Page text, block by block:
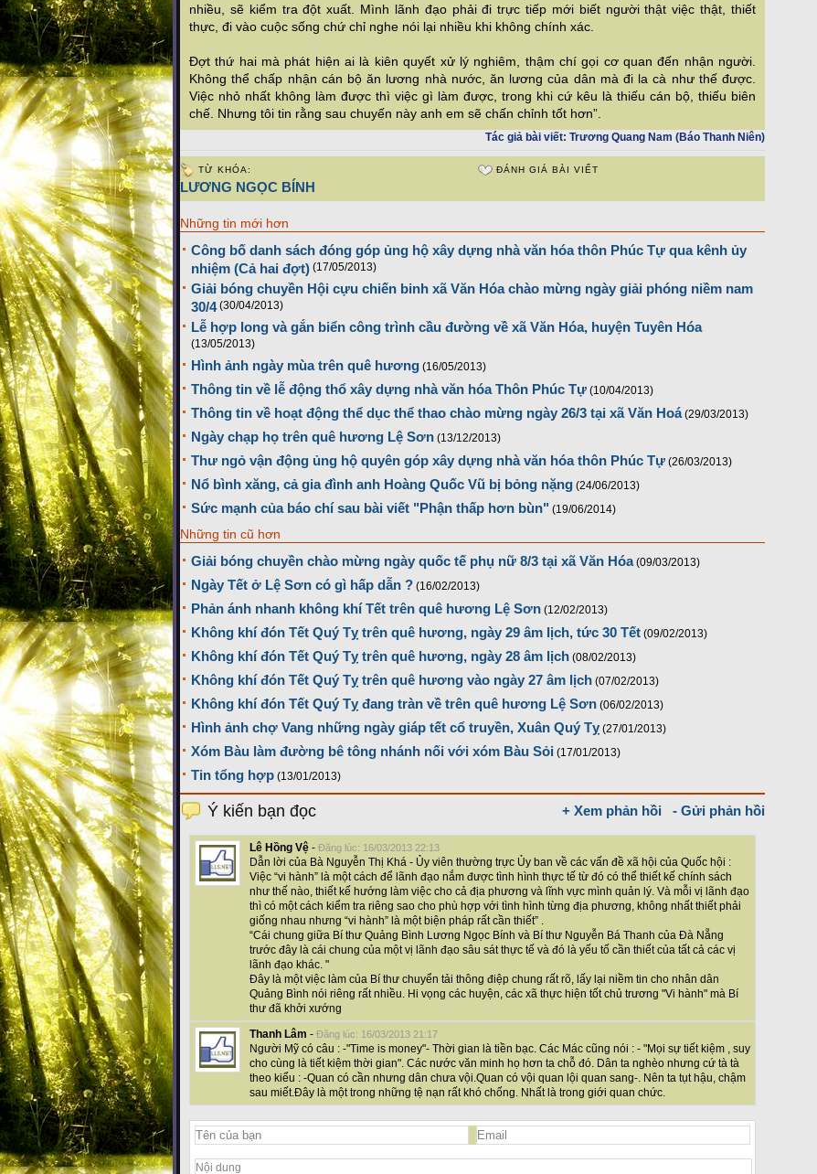
nhiều, sẽ kiểm tra đột xuất. Mình lãnh đạo phải đi trực tiếp mới biết người thật việc thật, thiết
thực, đi vào cuộc sống chứ chỉ nghe nói lại nhiều khi không chính xác.
Đợt thứ hai mà phát hiện ai là kiên quyết xử lý nghiêm, thậm chí gọi cơ quan đến nhận người.
Không thể chấp nhận cán bộ ăn lương nhà nước, ăn lương của dân mà đi la cà như thế được.
Việc nhỏ nhất không làm được thì việc gì làm được, trong khi cứ kêu là thiếu cán bộ, thiếu biên
chế. Nhưng tôi tin rằng sau chuyến này anh em sẽ chấn chỉnh tốt hơn”.
Tác giả bài viết: Trương Quang Nam (Báo Thanh Niên)
TỪ KHÓA:
LƯƠNG NGỌC BÍNH
ĐÁNH GIÁ BÀI VIẾT
Những tin mới hơn
Công bố danh sách đóng góp ủng hộ xây dựng nhà văn hóa thôn Phúc Tự qua kênh ủy
nhiệm (Cả hai đợt) (17/05/2013)
Giải bóng chuyền Hội cựu chiến binh xã Văn Hóa chào mừng ngày giải phóng niềm nam
30/4 (30/04/2013)
Lễ hợp long và gắn biển công trình cầu đường về xã Văn Hóa, huyện Tuyên Hóa
(13/05/2013)
Hình ảnh ngày mùa trên quê hương (16/05/2013)
Thông tin về lễ động thổ xây dựng nhà văn hóa Thôn Phúc Tự (10/04/2013)
Thông tin về hoạt động thể dục thể thao chào mừng ngày 26/3 tại xã Văn Hoá (29/03/2013)
Ngày chạp họ trên quê hương Lệ Sơn (13/12/2013)
Thư ngỏ vận động ủng hộ quyên góp xây dựng nhà văn hóa thôn Phúc Tự (26/03/2013)
Nổ bình xăng, cả gia đình anh Hoàng Quốc Vũ bị bỏng nặng (24/06/2013)
Sức mạnh của báo chí sau bài viết "Phận thấp hơn bùn" (19/06/2014)
Những tin cũ hơn
Giải bóng chuyền chào mừng ngày quốc tế phụ nữ 8/3 tại xã Văn Hóa (09/03/2013)
Ngày Tết ở Lệ Sơn có gì hấp dẫn ? (16/02/2013)
Phản ánh nhanh không khí Tết trên quê hương Lệ Sơn (12/02/2013)
Không khí đón Tết Quý Tỵ trên quê hương, ngày 29 âm lịch, tức 30 Tết (09/02/2013)
Không khí đón Tết Quý Tỵ trên quê hương, ngày 28 âm lịch (08/02/2013)
Không khí đón Tết Quý Tỵ trên quê hương vào ngày 27 âm lịch (07/02/2013)
Không khí đón Tết Quý Tỵ đang tràn về trên quê hương Lệ Sơn (06/02/2013)
Hình ảnh chợ Vang những ngày giáp tết cổ truyền, Xuân Quý Tỵ (27/01/2013)
Xóm Bàu làm đường bê tông nhánh nối với xóm Bàu Sỏi (17/01/2013)
Tin tổng hợp (13/01/2013)
+ Xem phản hồi - Gửi phản hồi
Ý kiến bạn đọc
Lê Hồng Vệ - Đăng lúc: 16/03/2013 22:13
Dẫn lời của Bà Nguyễn Thị Khá - Ủy viên thường trực Ủy ban về các vấn đề xã hội của Quốc hội :
Việc “vi hành” là một cách để lãnh đạo nắm được tình hình thực tế từ đó có thể thiết kế chính sách
như thế nào, thiết kế hướng làm việc cho cả địa phương và lĩnh vực mình quản lý. Và mỗi vị lãnh đạo
thì có một cách kiểm tra riêng sao cho phù hợp với tình hình từng địa phương, không nhất thiết phải
giống nhau nhưng “vi hành” là một biện pháp rất cần thiết” .
“Cái chung giữa Bí thư Quảng Bình Lương Ngọc Bính và Bí thư Nguyễn Bá Thanh của Đà Nẵng
trước đây là cái chung của một vị lãnh đạo sâu sát thực tế và đó là yếu tố cần thiết của tất cả các vị
lãnh đạo khác. "
Đây là một việc làm của Bí thư chuyển tải thông điệp chung rất rõ, lấy lại niềm tin cho nhân dân
Quảng Bình nói riêng rất nhiều. Hi vọng các huyện, các xã thực hiện tốt chủ trương "Vi hành" mà Bí
thư đã khởi xướng
Thanh Lâm - Đăng lúc: 16/03/2013 21:17
Người Mỹ có câu : -"Time is money"- Thời gian là tiền bạc. Các Mác cũng nói : - "Mọi sự tiết kiệm , suy
cho cùng là tiết kiệm thời gian". Các nước văn minh họ hơn ta chỗ đó. Dân ta nghèo nhưng cứ tà tà
theo kiểu : -Quan có cần nhưng dân chưa vội.Quan có vội quan lội quan sang-. Nên ta tụt hậu, chậm
sau miết.Đây là một trong những tệ nạn rất khó chống. Nhất là trong giới quan chức.